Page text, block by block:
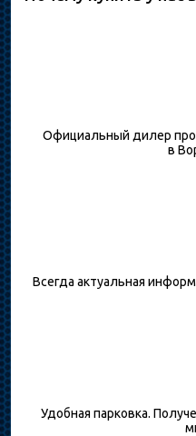
Официальный дилер
в
Всегда актуальная
Удобная парковка.